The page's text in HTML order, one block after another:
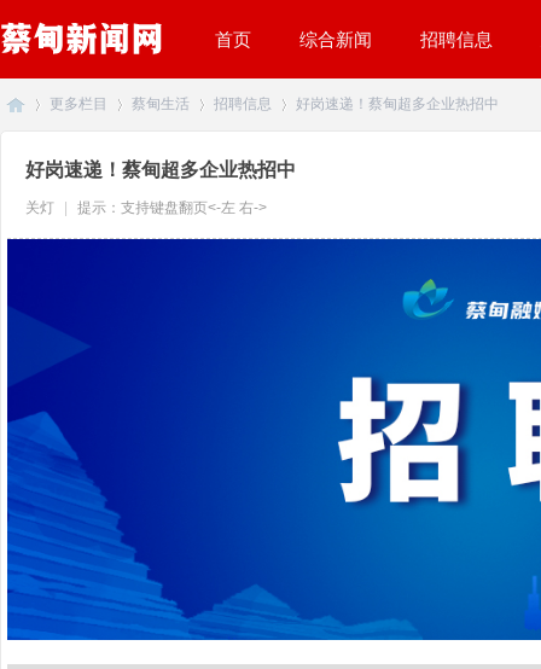
首页 综合新闻 招聘信息
»
更多栏目 蔡甸生活
›
招聘信息 好岗速递！蔡甸超多企业热招中
好岗速递！蔡甸超多企业热招中
关灯 提示：支持键盘翻页<-左 右->